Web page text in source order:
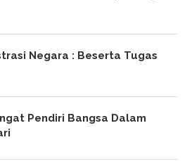
Negara : Beserta Tugas
Pendiri Bangsa Dalam